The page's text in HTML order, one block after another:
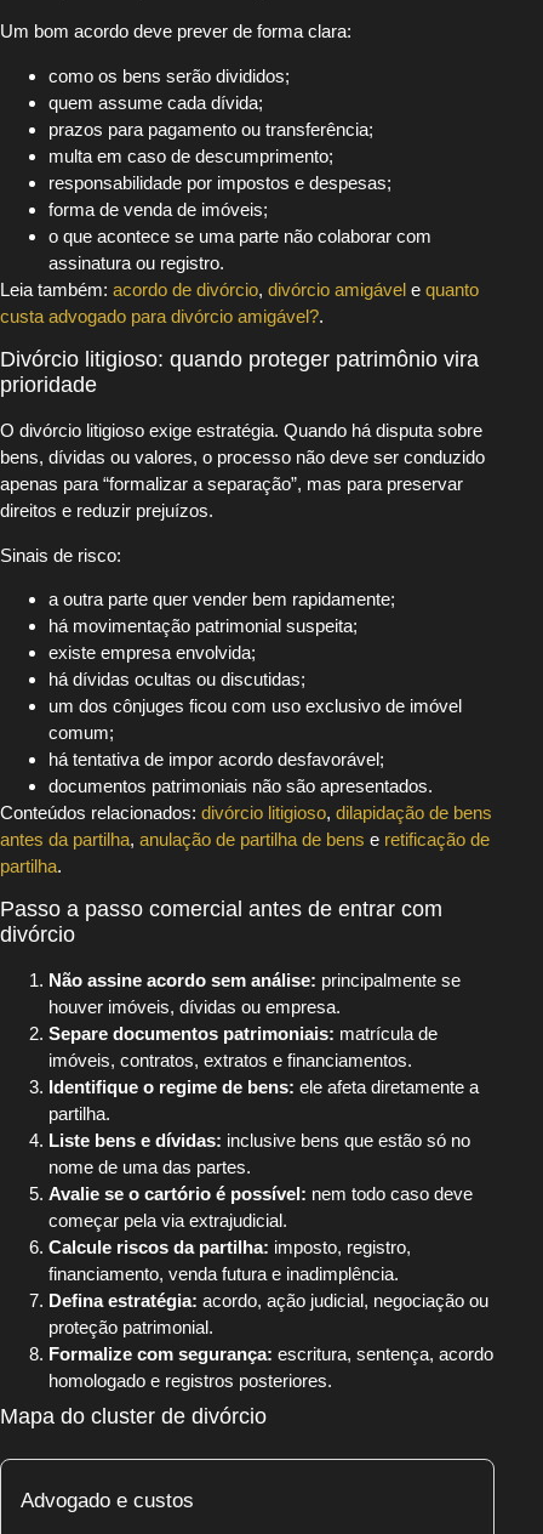
Um bom acordo deve prever de forma clara:
como os bens serão divididos;
quem assume cada dívida;
prazos para pagamento ou transferência;
multa em caso de descumprimento;
responsabilidade por impostos e despesas;
forma de venda de imóveis;
o que acontece se uma parte não colaborar com
assinatura ou registro.
Leia também: acordo de divórcio, divórcio amigável e quanto
custa advogado para divórcio amigável?.
Divórcio litigioso: quando proteger patrimônio vira
prioridade
O divórcio litigioso exige estratégia. Quando há disputa sobre
bens, dívidas ou valores, o processo não deve ser conduzido
apenas para “formalizar a separação”, mas para preservar
direitos e reduzir prejuízos.
Sinais de risco:
a outra parte quer vender bem rapidamente;
há movimentação patrimonial suspeita;
existe empresa envolvida;
há dívidas ocultas ou discutidas;
um dos cônjuges ficou com uso exclusivo de imóvel
comum;
há tentativa de impor acordo desfavorável;
documentos patrimoniais não são apresentados.
Conteúdos relacionados: divórcio litigioso, dilapidação de bens
antes da partilha, anulação de partilha de bens e retificação de
partilha.
Passo a passo comercial antes de entrar com
divórcio
Não assine acordo sem análise: principalmente se
houver imóveis, dívidas ou empresa.
Separe documentos patrimoniais: matrícula de
imóveis, contratos, extratos e financiamentos.
Identifique o regime de bens: ele afeta diretamente a
partilha.
Liste bens e dívidas: inclusive bens que estão só no
nome de uma das partes.
Avalie se o cartório é possível: nem todo caso deve
começar pela via extrajudicial.
Calcule riscos da partilha: imposto, registro,
financiamento, venda futura e inadimplência.
Defina estratégia: acordo, ação judicial, negociação ou
proteção patrimonial.
Formalize com segurança: escritura, sentença, acordo
homologado e registros posteriores.
Mapa do cluster de divórcio
Advogado e custos